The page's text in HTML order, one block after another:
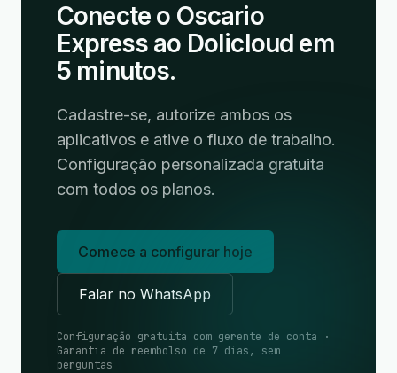
Conecte o Oscario
Express ao Dolicloud em
5 minutos.
Cadastre-se, autorize ambos os
aplicativos e ative o fluxo de trabalho.
Configuração personalizada gratuita
com todos os planos.
Comece a configurar hoje
Falar no WhatsApp
Configuração gratuita com gerente de conta ·
Garantia de reembolso de 7 dias, sem
perguntas